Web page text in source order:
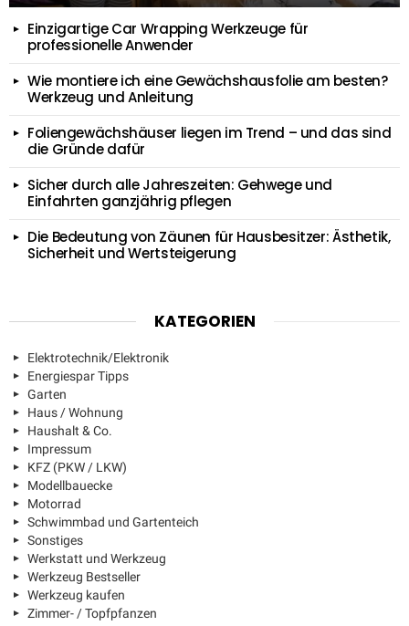
Einzigartige Car Wrapping Werkzeuge für
professionelle Anwender
Wie montiere ich eine Gewächshausfolie am besten?
Werkzeug und Anleitung
Foliengewächshäuser liegen im Trend – und das sind
die Gründe dafür
Sicher durch alle Jahreszeiten: Gehwege und
Einfahrten ganzjährig pflegen
Die Bedeutung von Zäunen für Hausbesitzer: Ästhetik,
Sicherheit und Wertsteigerung
KATEGORIEN
Elektrotechnik/Elektronik
Energiespar Tipps
Garten
Haus / Wohnung
Haushalt & Co.
Impressum
KFZ (PKW / LKW)
Modellbauecke
Motorrad
Schwimmbad und Gartenteich
Sonstiges
Werkstatt und Werkzeug
Werkzeug Bestseller
Werkzeug kaufen
Zimmer- / Topfpfanzen